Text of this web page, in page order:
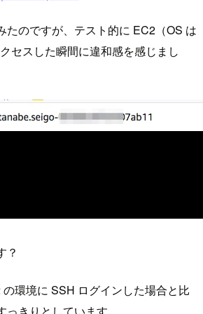
たのですが、テスト的に EC2（OS は
セスした瞬間に違和感を感じまし
？
環境に SSH ログインした場合と比
きりとしています。